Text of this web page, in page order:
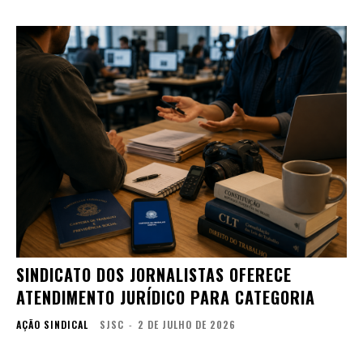
SINDICATO DOS JORNALISTAS OFERECE
ATENDIMENTO JURÍDICO PARA CATEGORIA
AÇÃO SINDICAL SJSC - 2 DE JULHO DE 2026